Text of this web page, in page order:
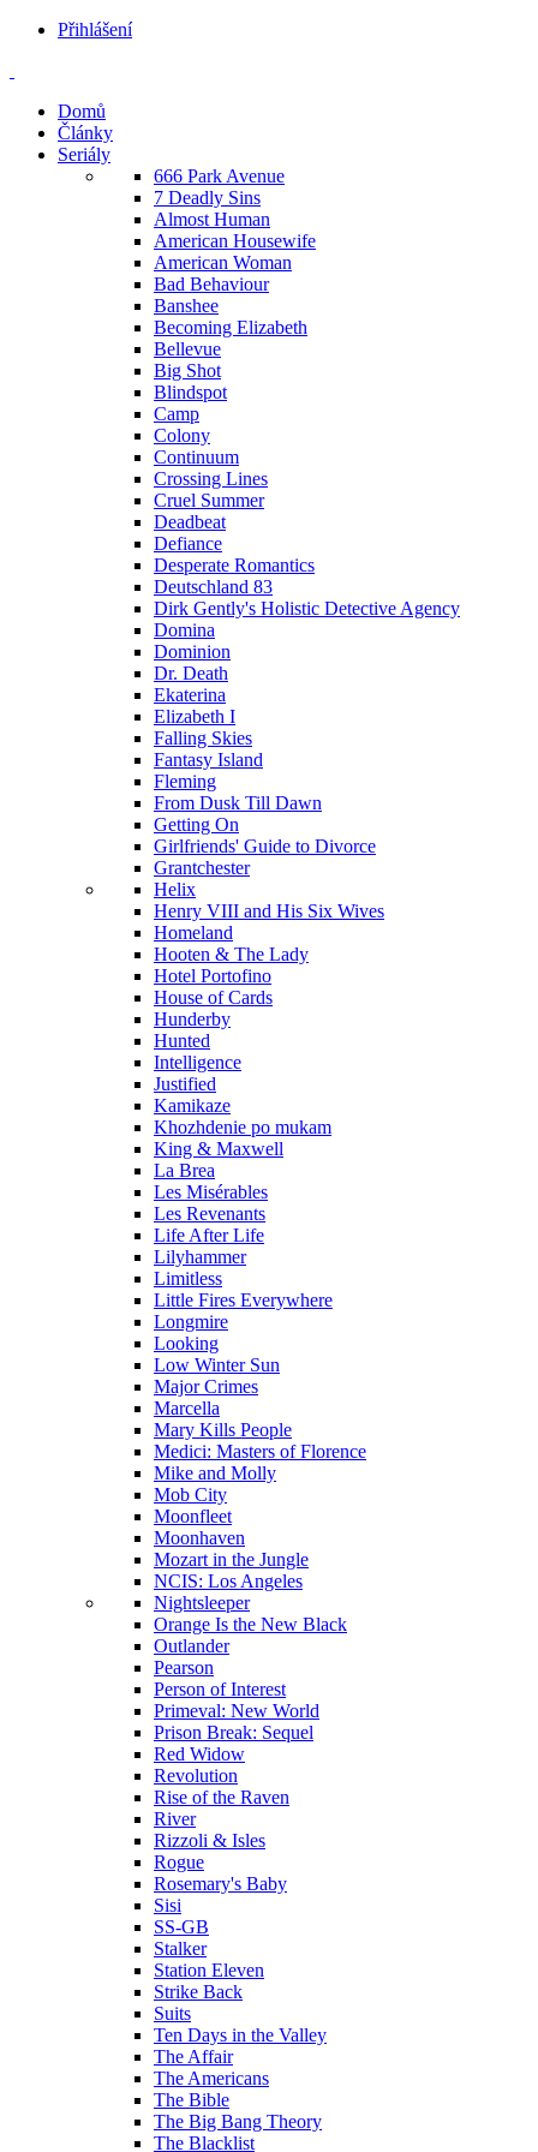
Přihlášení
Domů
Články
Seriály
666 Park Avenue
7 Deadly Sins
Almost Human
American Housewife
American Woman
Bad Behaviour
Banshee
Becoming Elizabeth
Bellevue
Big Shot
Blindspot
Camp
Colony
Continuum
Crossing Lines
Cruel Summer
Deadbeat
Defiance
Desperate Romantics
Deutschland 83
Dirk Gently's Holistic Detective Agency
Domina
Dominion
Dr. Death
Ekaterina
Elizabeth I
Falling Skies
Fantasy Island
Fleming
From Dusk Till Dawn
Getting On
Girlfriends' Guide to Divorce
Grantchester
Helix
Henry VIII and His Six Wives
Homeland
Hooten & The Lady
Hotel Portofino
House of Cards
Hunderby
Hunted
Intelligence
Justified
Kamikaze
Khozhdenie po mukam
King & Maxwell
La Brea
Les Misérables
Les Revenants
Life After Life
Lilyhammer
Limitless
Little Fires Everywhere
Longmire
Looking
Low Winter Sun
Major Crimes
Marcella
Mary Kills People
Medici: Masters of Florence
Mike and Molly
Mob City
Moonfleet
Moonhaven
Mozart in the Jungle
NCIS: Los Angeles
Nightsleeper
Orange Is the New Black
Outlander
Pearson
Person of Interest
Primeval: New World
Prison Break: Sequel
Red Widow
Revolution
Rise of the Raven
River
Rizzoli & Isles
Rogue
Rosemary's Baby
Sisi
SS-GB
Stalker
Station Eleven
Strike Back
Suits
Ten Days in the Valley
The Affair
The Americans
The Bible
The Big Bang Theory
The Blacklist